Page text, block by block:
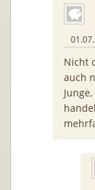
Nicht
auch